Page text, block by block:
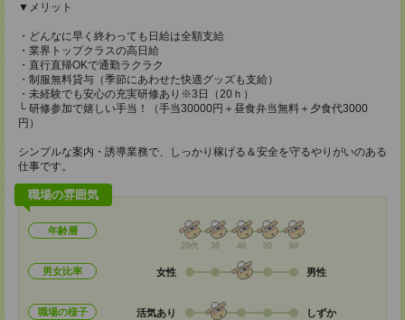
▼メリット
・どんなに早く終わっても日給は全額支給
・業界トップクラスの高日給
・直行直帰OKで通勤ラクラク
・制服無料貸与（季節にあわせた快適グッズも支給）
・未経験でも安心の充実研修あり※3日（20ｈ）
└ 研修参加で嬉しい手当！（手当30000円＋昼食弁当無料＋夕食代3000
円）
シンプルな案内・誘導業務で、しっかり稼げる＆安全を守るやりがいのある
仕事です。
職場の雰囲気
年齢層
20代 30 40 50 60
男女比率 女性 男性
職場の様子 活気あり しずか